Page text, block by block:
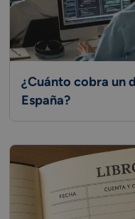
¿Cuánto cobra un
España?